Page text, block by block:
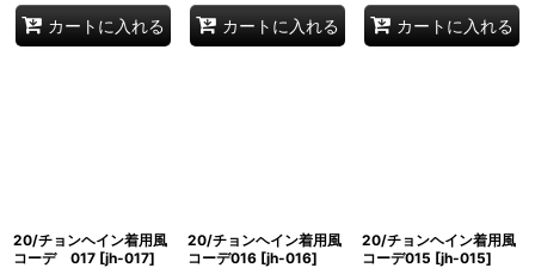
カートに入れる カートに入れる カートに入れる
20/チョンヘイン着用風
コーデ 017 [jh-017]
20/チョンヘイン着用風
コーデ016 [jh-016]
20/チョンヘイン着用風
コーデ015 [jh-015]